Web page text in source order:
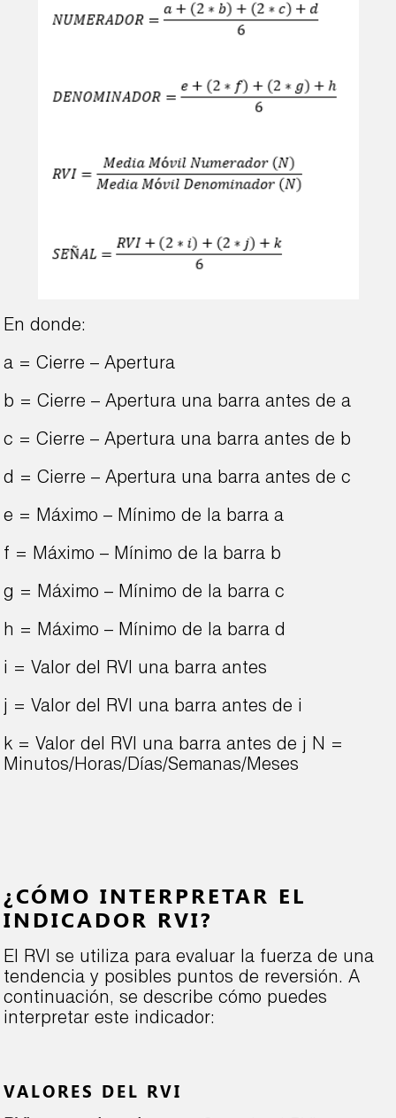
En donde:
a = Cierre – Apertura
b = Cierre – Apertura una barra antes de a
c = Cierre – Apertura una barra antes de b
d = Cierre – Apertura una barra antes de c
e = Máximo – Mínimo de la barra a
f = Máximo – Mínimo de la barra b
g = Máximo – Mínimo de la barra c
h = Máximo – Mínimo de la barra d
i = Valor del RVI una barra antes
j = Valor del RVI una barra antes de i
k = Valor del RVI una barra antes de j N =
Minutos/Horas/Días/Semanas/Meses
¿CÓMO INTERPRETAR EL
INDICADOR RVI?
El RVI se utiliza para evaluar la fuerza de una
tendencia y posibles puntos de reversión. A
continuación, se describe cómo puedes
interpretar este indicador:
VALORES DEL RVI